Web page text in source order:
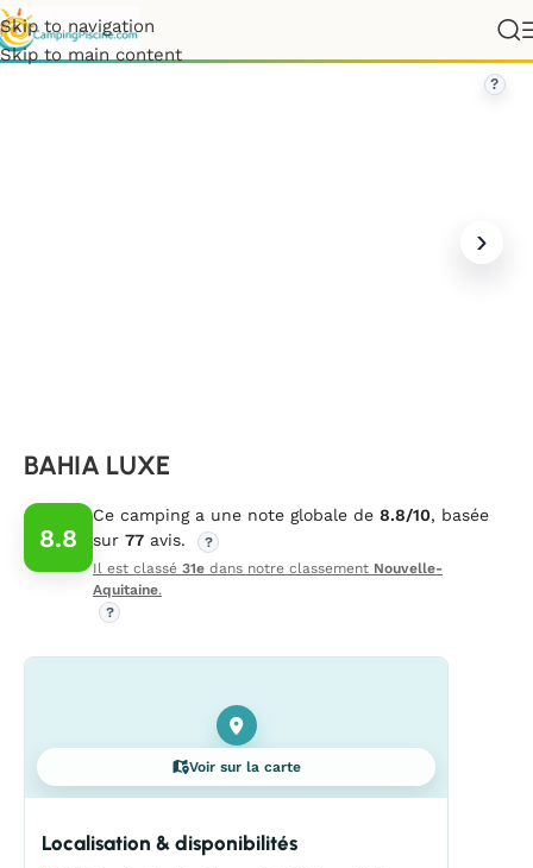
Skip to navigation
Skip to main content
France»Nouvelle-Aquitaine
?
BAHIA LUXE
8.8
Ce camping a une note globale de 8.8/10, basée
sur 77 avis.
?
Il est classé 31e dans notre classement Nouvelle-
Aquitaine.
?
Voir sur la carte
Localisation & disponibilités